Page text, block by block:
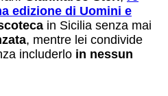
edizione di Uomini e
in Sicilia senza mai
, mentre lei condivide
includerlo in nessun